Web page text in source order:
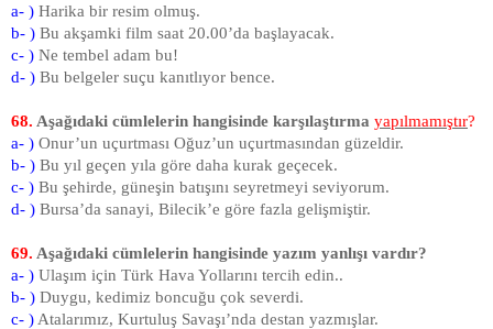
a- ) Harika bir resim olmuş.
b- ) Bu akşamki film saat 20.00’da başlayacak.
c- ) Ne tembel adam bu!
d- ) Bu belgeler suçu kanıtlıyor bence.
68. Aşağıdaki cümlelerin hangisinde karşılaştırma yapılmamıştır?
a- ) Onur’un uçurtması Oğuz’un uçurtmasından güzeldir.
b- ) Bu yıl geçen yıla göre daha kurak geçecek.
c- ) Bu şehirde, güneşin batışını seyretmeyi seviyorum.
d- ) Bursa’da sanayi, Bilecik’e göre fazla gelişmiştir.
69. Aşağıdaki cümlelerin hangisinde yazım yanlışı vardır?
a- ) Ulaşım için Türk Hava Yollarını tercih edin..
b- ) Duygu, kedimiz boncuğu çok severdi.
c- ) Atalarımız, Kurtuluş Savaşı’nda destan yazmışlar.